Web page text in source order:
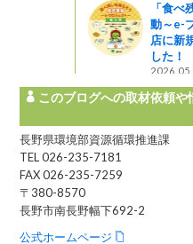
「食べ
動～e-
店に新
した！
このブログへの取材依頼
長野県環境部資源循環推進課
TEL 026-235-7181
FAX 026-235-7259
〒380-8570
長野市南長野幅下692-2
公式ホームページ